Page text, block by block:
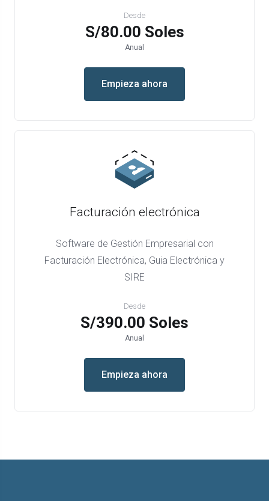
Desde
S/80.00 Soles
Anual
Empieza ahora
Facturación electrónica
Software de Gestión Empresarial con
Facturación Electrónica, Guia Electrónica y
SIRE
Desde
S/390.00 Soles
Anual
Empieza ahora